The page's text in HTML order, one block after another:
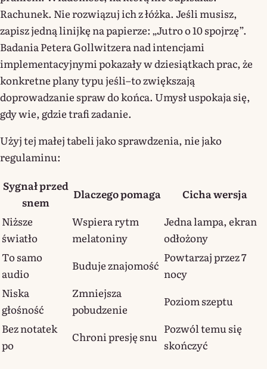
Rachunek. Nie rozwiązuj ich z łóżka. Jeśli musisz,
zapisz jedną linijkę na papierze: „Jutro o 10 spojrzę”.
Badania Petera Gollwitzera nad intencjami
implementacyjnymi pokazały w dziesiątkach prac, że
konkretne plany typu jeśli–to zwiększają
doprowadzanie spraw do końca. Umysł uspokaja się,
gdy wie, gdzie trafi zadanie.
Użyj tej małej tabeli jako sprawdzenia, nie jako
regulaminu:
Sygnał przed
snem
Dlaczego pomaga
Cicha wersja
Niższe
światło
Wspiera rytm
melatoniny
Jedna lampa, ekran
odłożony
To samo
audio
Buduje znajomość
Powtarzaj przez 7
nocy
Niska
głośność
Zmniejsza
pobudzenie
Poziom szeptu
Bez notatek
po
Chroni presję snu
Pozwól temu się
skończyć